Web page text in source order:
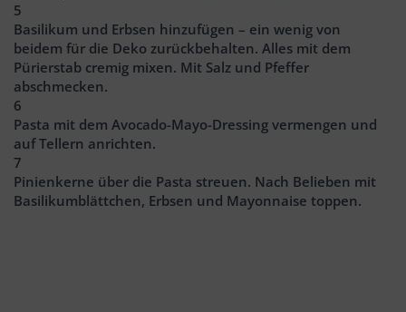
5
Basilikum und Erbsen hinzufügen – ein wenig von
beidem für die Deko zurückbehalten. Alles mit dem
Pürierstab cremig mixen. Mit Salz und Pfeffer
abschmecken.
6
Pasta mit dem Avocado-Mayo-Dressing vermengen und
auf Tellern anrichten.
7
Pinienkerne über die Pasta streuen. Nach Belieben mit
Basilikumblättchen, Erbsen und Mayonnaise toppen.